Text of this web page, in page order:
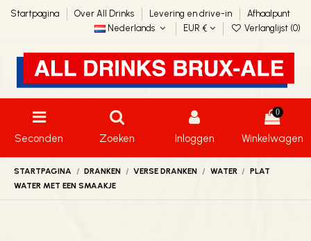
Startpagina Over All Drinks Levering en drive-in
Afhaalpunt
Nederlands
EUR € Verlanglijst (0)
Seconden Zoeken Inloggen
0
Winkelwagen
STARTPAGINA DRANKEN VERSE DRANKEN WATER
PLAT
WATER MET EEN SMAAKJE